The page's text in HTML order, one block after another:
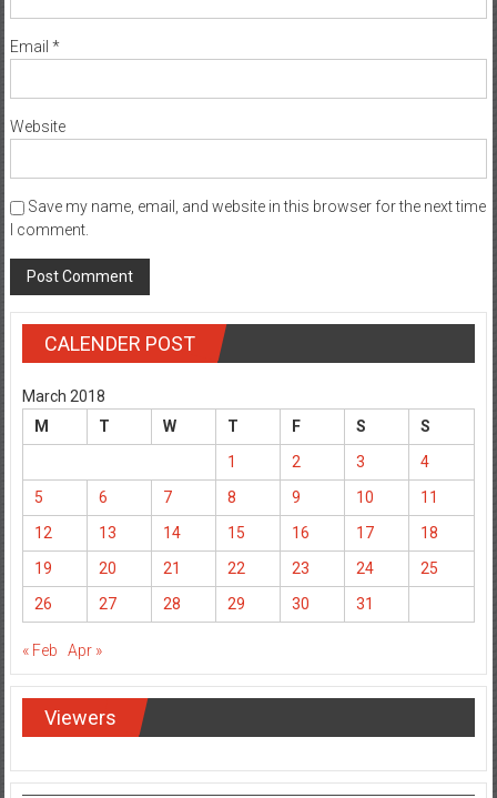
Email *
Website
Save my name, email, and website in this browser for the next time
I comment.
CALENDER POST
March 2018
M
T W T F S
S
1
2 3
4
5
6 7 8 9 10
11
12
13 14 15 16 17
18
19
20 21 22 23 24
25
26
27 28 29 30 31
« Feb Apr »
Viewers